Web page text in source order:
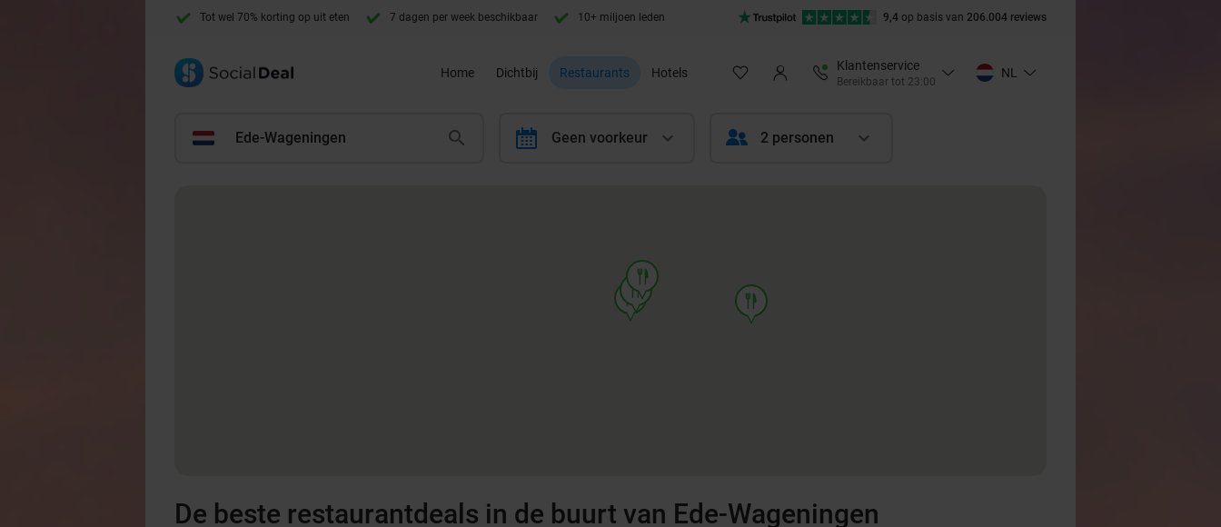
Tot wel 70% korting op uit eten 7 dagen per week beschikbaar 10+ miljoen leden 9,4 op basis van 206.004 reviews
Home Dichtbij Restaurants Hotels
Klantenservice
Bereikbaar tot 23:00
NL
Ede-Wageningen calendar Geen voorkeur 2 personen
food
food
food
food
De beste restaurantdeals in de buurt van Ede-Wageningen